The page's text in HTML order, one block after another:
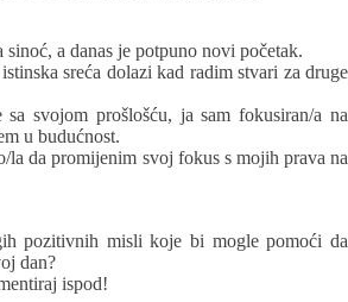
sinoć, a danas je potpuno novi početak.
sreća dolazi kad radim stvari za druge
sa svojom prošlošću, ja sam fokusiran/a na
u budućnost.
la da promijenim svoj fokus s mojih prava na
pozitivnih misli koje bi mogle pomoći da
dan?
ispod!